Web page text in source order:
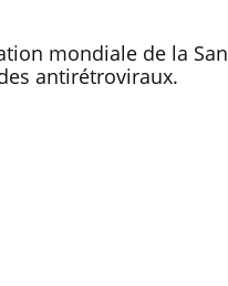
mondiale de la
antirétroviraux.